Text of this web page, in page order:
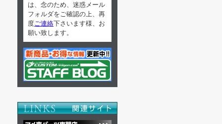
は、念のため、迷惑メール
フォルダをご確認の上、再
度 ご連絡下さいます様、お
願い致します。